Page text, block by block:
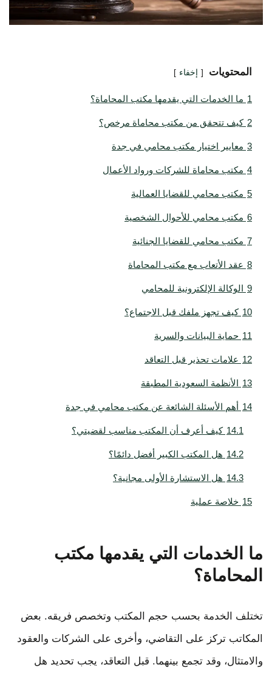
المحتويات إخفاء
1 ما الخدمات التي يقدمها مكتب المحاماة؟
2 كيف تتحقق من مكتب محاماة مرخص؟
3 معايير اختيار مكتب محامي في جدة
4 مكتب محاماة للشركات ورواد الأعمال
5 مكتب محامي للقضايا العمالية
6 مكتب محامي للأحوال الشخصية
7 مكتب محامي للقضايا الجنائية
8 عقد الأتعاب مع مكتب المحاماة
9 الوكالة الإلكترونية للمحامي
10 كيف تجهز ملفك قبل الاجتماع؟
11 حماية البيانات والسرية
12 علامات تحذير قبل التعاقد
13 الأنظمة السعودية المطبقة
14 أهم الأسئلة الشائعة عن مكتب محامي في جدة
14.1 كيف أعرف أن المكتب مناسب لقضيتي؟
14.2 هل المكتب الكبير أفضل دائمًا؟
14.3 هل الاستشارة الأولى مجانية؟
15 خلاصة عملية
ما الخدمات التي يقدمها مكتب
المحاماة؟
تختلف الخدمة بحسب حجم المكتب وتخصص فريقه. بعض
المكاتب تركز على التقاضي، وأخرى على الشركات والعقود
والامتثال، وقد تجمع بينهما. قبل التعاقد، يجب تحديد هل